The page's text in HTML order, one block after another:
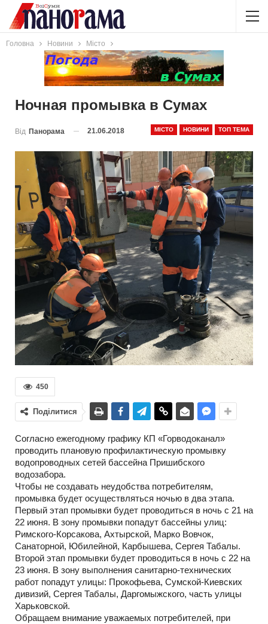
Головна Новини Місто
Ночная промывка в Сумах
МІСТО НОВИНИ ТОП ТЕМА
Від Панорама 21.06.2018
450
Поділитися
Согласно ежегодному графику КП «Горводоканал»
проводить плановую профилактическую промывку
водопроводных сетей бассейна Пришибского
водозабора.
Чтобы не создавать неудобства потребителям,
промывка будет осуществляться ночью в два этапа.
Первый этап промывки будет проводиться в ночь с 21 на
22 июня. В зону промывки попадут бассейны улиц:
Римского-Корсакова, Ахтырской, Марко Вовчок,
Санаторной, Юбилейной, Карбышева, Сергея Табалы.
Второй этап промывки будет проводиться в ночь с 22 на
23 июня. В зону выполнения санитарно-технических
работ попадут улицы: Прокофьева, Сумской-Киевских
дивизий, Сергея Табалы, Даргомыжского, часть улицы
Харьковской.
Обращаем внимание уважаемых потребителей, при